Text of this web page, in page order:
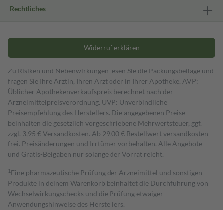
Rechtliches
Widerruf erklären
Zu Risiken und Nebenwirkungen lesen Sie die Packungsbeilage und
fragen Sie Ihre Ärztin, Ihren Arzt oder in Ihrer Apotheke. AVP:
Üblicher Apothekenverkaufspreis berechnet nach der
Arzneimittelpreisverordnung. UVP: Unverbindliche
Preisempfehlung des Herstellers. Die angegebenen Preise
beinhalten die gesetzlich vorgeschriebene Mehrwertsteuer, ggf.
zzgl. 3,95 € Versandkosten. Ab 29,00 € Bestell­wert versand­kosten­
frei. Preisänderungen und Irrtümer vorbehalten. Alle Angebote
und Gratis-Beigaben nur solange der Vorrat reicht.
1 Eine pharmazeutische Prüfung der Arzneimittel und sonstigen
Produkte in deinem Warenkorb beinhaltet die Durchführung von
Wechselwirkungschecks und die Prüfung etwaiger
Anwendungshinweise des Herstellers.